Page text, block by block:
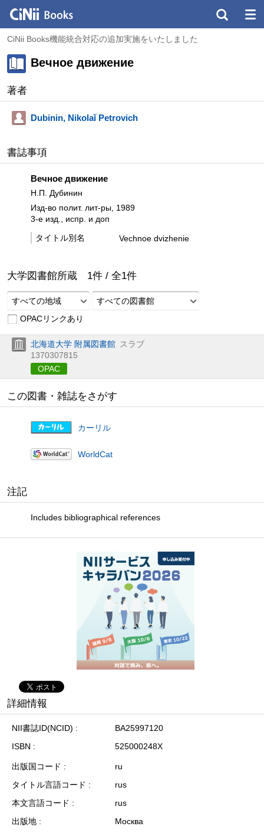
CiNii Books機能統合対応の追加実施をいたしました
Вечное движение
著者
Dubinin, Nikolaĭ Petrovich
書誌事項
Вечное движение
Н.П. Дубинин
Изд-во полит. лит-ры, 1989
3-е изд., испр. и доп
タイトル別名
Vechnoe dvizhenie
大学図書館所蔵 1件 / 全1件
すべての地域
すべての図書館
OPACリンクあり
北海道大学 附属図書館 スラブ
1370307815
OPAC
この図書・雑誌をさがす
カーリル
WorldCat
注記
Includes bibliographical references
詳細情報
NII書誌ID(NCID)
BA25997120
ISBN
525000248X
出版国コード
ru
タイトル言語コード
rus
本文言語コード
rus
出版地
Москва